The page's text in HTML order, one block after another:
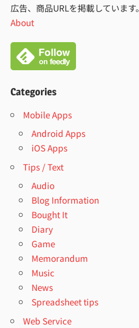
広告、商品URLを掲載しています。
About
Categories
Mobile Apps
Android Apps
iOS Apps
Tips / Text
Audio
Blog Information
Bought It
Diary
Game
Memorandum
Music
News
Spreadsheet tips
Web Service